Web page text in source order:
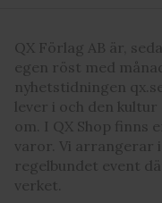
Dessa kan i sin tur
information som du
samlat in när du har
våra cookies vid
QX Förlag AB är,
egen röst med
nyhetstidningen
lever i och den
om. I QX Shop finns
varor. Vi arrangerar
regelbundet event
verket.